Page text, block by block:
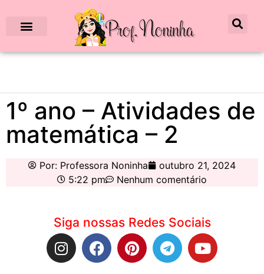
1º ano – Atividades de
matemática – 2
Por: Professora Noninha
outubro 21, 2024
5:22 pm
Nenhum comentário
Siga nossas Redes Sociais